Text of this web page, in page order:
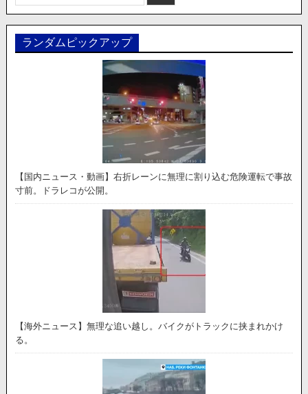
索:
ランダムピックアップ
【国内ニュース・動画】右折レーンに無理に割り込む危険運転で事故
寸前。ドラレコが公開。
【海外ニュース】無理な追い越し。バイクがトラックに挟まれかけ
る。